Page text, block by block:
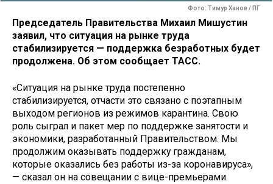
Фото: Тимур Ханов / ПГ
Председатель Правительства Михаил Мишустин
заявил, что ситуация на рынке труда
стабилизируется — поддержка безработных будет
продолжена. Об этом сообщает ТАСС.
«Ситуация на рынке труда постепенно
стабилизируется, отчасти это связано с поэтапным
выходом регионов из режимов карантина. Свою
роль сыграл и пакет мер по поддержке занятости и
экономики, разработанный Правительством. Мы
продолжим оказывать поддержку гражданам,
которые оказались без работы из-за коронавируса»,
— сказал он на совещании с вице-премьерами.